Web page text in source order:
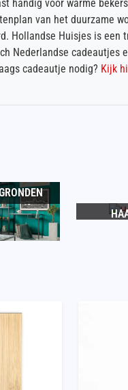
handig voor warme
van het duurzame
Hollandse Huisjes is
Nederlandse cadeautjes
cadeautje nodig? Kijk